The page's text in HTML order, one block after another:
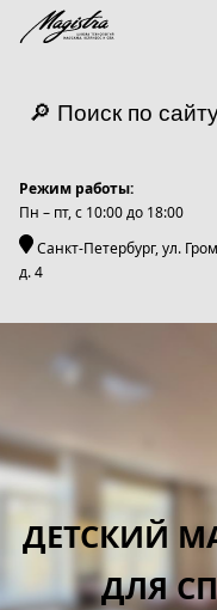
🔎 Поиск по
Режим работы:
Пн – пт, c 10:00 до 18:00
Санкт-Петербург, ул.
д. 4
ДЕТСКИЙ
ДЛЯ